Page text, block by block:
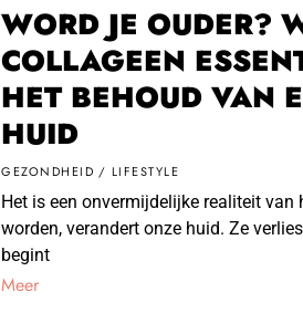
WORD JE OUDER?
COLLAGEEN
HET BEHOUD VAN
HUID
GEZONDHEID / LIFESTYLE
Het is een onvermijdelijke realiteit van
worden, verandert onze huid. Ze
begint
Meer